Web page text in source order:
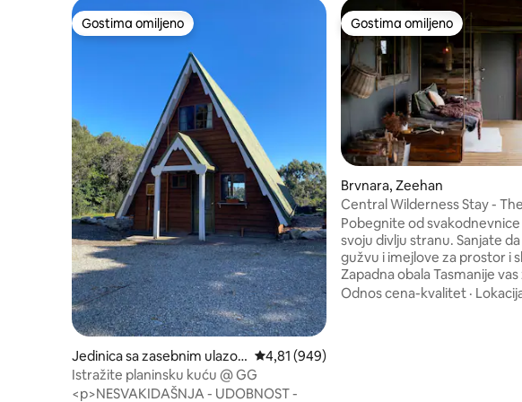
Gostima omiljeno
Gostima omiljeno
Jedinica sa zasebnim ulazo
m, Strahan
Prosečna ocena 4,81 od 5, utisaka: 949
4,81 (949)
Istražite planinsku kuću @ GG
<p>NESVAKIDAŠNJA - UDOBNOST -
Gostima omiljeno
Gostima omiljeno
Brvnara, Zeehan
Central Wilderness Stay -
Prospector
Pobegnite od
svoju divlju stranu. Sanjate da zamenite
gužvu i imejlove za prostor i
Zapadna obala Tasmanije vas
sada ste pronašli savršenu
Odnos cena-kvalitet ·